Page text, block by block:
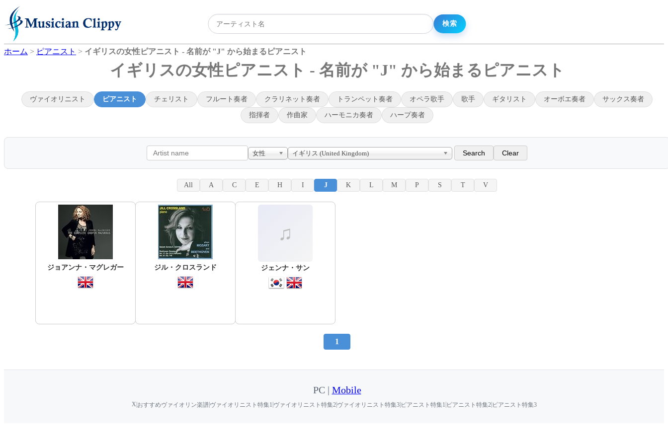
ホーム > ピアニスト > イギリスの女性ピアニスト - 名前が "J" から始まるピアニスト
イギリスの女性ピアニスト - 名前が "J" から始まるピアニスト
ヴァイオリニスト ピアニスト チェリスト フルート奏者 クラリネット奏者 トランペット奏者 オペラ歌手 歌手 ギタリスト オーボエ奏者 サックス奏者
指揮者 作曲家 ハーモニカ奏者 ハープ奏者
女性 イギリス (United Kingdom)
All A C E H I J K L M P S T V
ジョアンナ・マグレガー ジル・クロスランド ジェンナ・サン
1
PC | Mobile
X| おすすめヴァイオリン楽譜| ヴァイオリニスト特集1 ヴァイオリニスト特集2 ヴァイオリニスト特集3| ピアニスト特集1 ピアニスト特集2 ピアニスト特集3